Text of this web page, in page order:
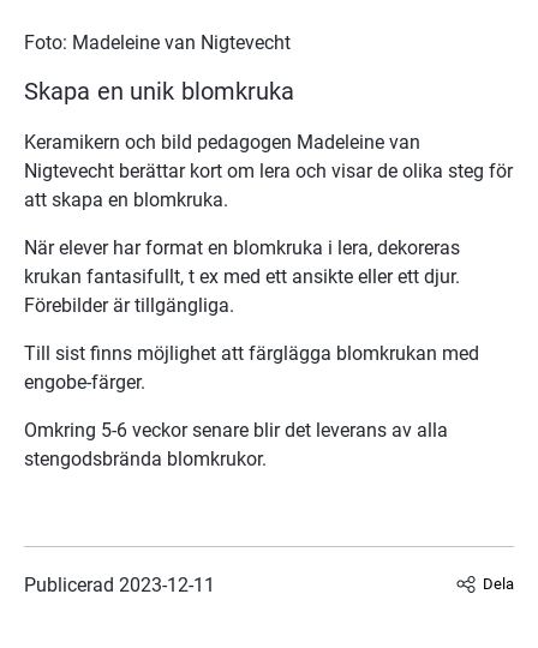
Foto: Madeleine van Nigtevecht
Skapa en unik blomkruka
Keramikern och bild pedagogen Madeleine van
Nigtevecht berättar kort om lera och visar de olika steg för
att skapa en blomkruka.
När elever har format en blomkruka i lera, dekoreras
krukan fantasifullt, t ex med ett ansikte eller ett djur.
Förebilder är tillgängliga.
Till sist finns möjlighet att färglägga blomkrukan med
engobe-färger.
Omkring 5-6 veckor senare blir det leverans av alla
stengodsbrända blomkrukor.
Publicerad 2023-12-11 Dela